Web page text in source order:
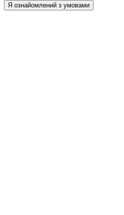
Я ознайомлений з умовами